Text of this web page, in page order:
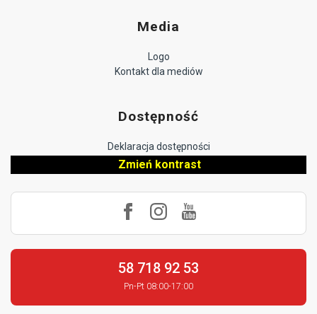
Media
Logo
Kontakt dla mediów
Dostępność
Deklaracja dostępności
Zmień kontrast
58 718 92 53
Pn-Pt 08:00-17:00